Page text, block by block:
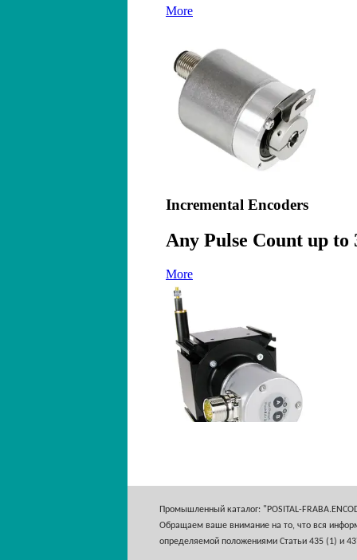
Промышленный каталог: "POSITAL-
Обращаем ваше внимание на то, что вся
определяемой положениями Статьи 435 (1) и